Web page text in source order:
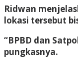
Ridwan
lokasi tersebut
“BPBD dan
pungkasnya.